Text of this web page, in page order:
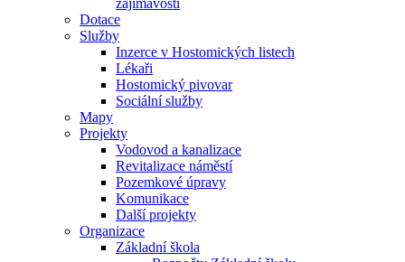
zajímavostí
Dotace
Služby
Inzerce v Hostomických listech
Lékaři
Hostomický pivovar
Sociální služby
Mapy
Projekty
Vodovod a kanalizace
Revitalizace náměstí
Pozemkové úpravy
Komunikace
Další projekty
Organizace
Základní škola